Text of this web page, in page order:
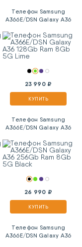
Телефон Samsung
A366E/DSN Galaxy A36
Lime
23 990 ₽
КУПИТЬ
Телефон Samsung
A366E/DSN Galaxy A36
Black
26 990 ₽
КУПИТЬ
Телефон Samsung
A366E/DSN Galaxy A36